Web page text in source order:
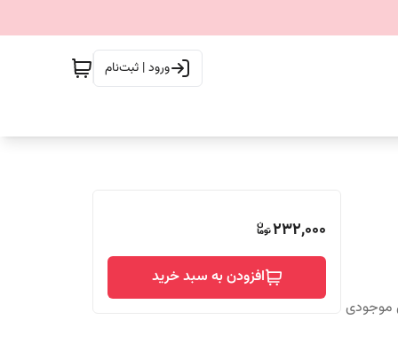
ورود | ثبت‌نام
موجودی
232,000
افزودن به سبد خرید